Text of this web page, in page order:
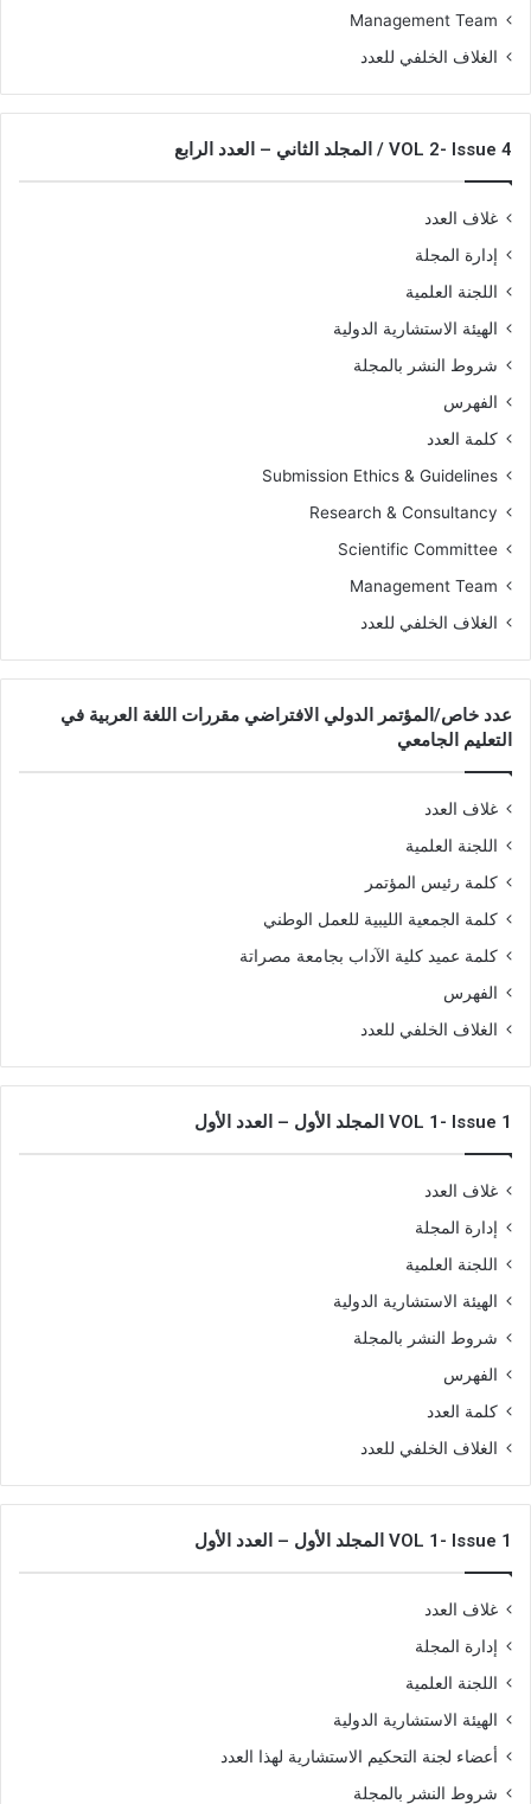
Management Team
الغلاف الخلفي للعدد
VOL 2- Issue 4 / المجلد الثاني – العدد الرابع
غلاف العدد
إدارة المجلة
اللجنة العلمية
الهيئة الاستشارية الدولية
شروط النشر بالمجلة
الفهرس
كلمة العدد
Submission Ethics & Guidelines
Research & Consultancy
Scientific Committee
Management Team
الغلاف الخلفي للعدد
عدد خاص/المؤتمر الدولي الافتراضي مقررات اللغة العربية في
التعليم الجامعي
غلاف العدد
اللجنة العلمية
كلمة رئيس المؤتمر
كلمة الجمعية الليبية للعمل الوطني
كلمة عميد كلية الآداب بجامعة مصراتة
الفهرس
الغلاف الخلفي للعدد
VOL 1- Issue 1 المجلد الأول – العدد الأول
غلاف العدد
إدارة المجلة
اللجنة العلمية
الهيئة الاستشارية الدولية
شروط النشر بالمجلة
الفهرس
كلمة العدد
الغلاف الخلفي للعدد
VOL 1- Issue 1 المجلد الأول – العدد الأول
غلاف العدد
إدارة المجلة
اللجنة العلمية
الهيئة الاستشارية الدولية
أعضاء لجنة التحكيم الاستشارية لهذا العدد
شروط النشر بالمجلة